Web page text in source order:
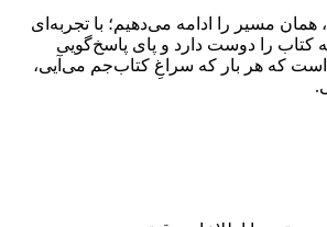
همان مسیر را ادامه می‌دهیم؛ با تجربه‌ای
کتاب را دوست دارد و پای پاسخ‌گویی
است که هر بار که سراغِ کتاب‌جم می‌آیی،